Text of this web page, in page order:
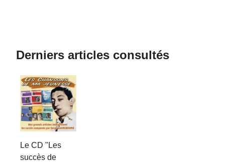
Derniers articles consultés
Le CD "Les
succès de